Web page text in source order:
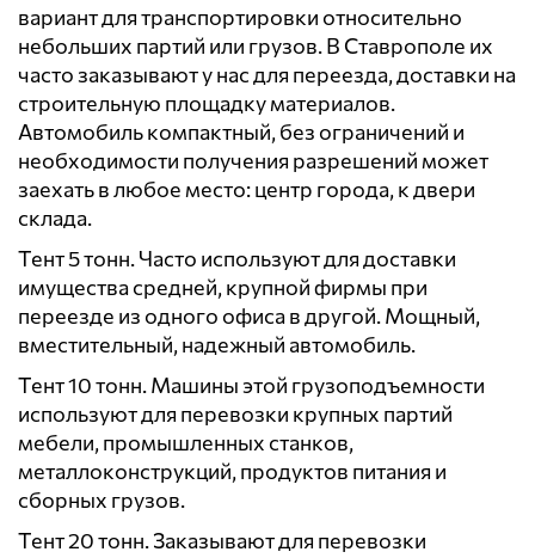
вариант для транспортировки относительно
небольших партий или грузов. В Ставрополе их
часто заказывают у нас для переезда, доставки на
строительную площадку материалов.
Автомобиль компактный, без ограничений и
необходимости получения разрешений может
заехать в любое место: центр города, к двери
склада.
Тент 5 тонн. Часто используют для доставки
имущества средней, крупной фирмы при
переезде из одного офиса в другой. Мощный,
вместительный, надежный автомобиль.
Тент 10 тонн. Машины этой грузоподъемности
используют для перевозки крупных партий
мебели, промышленных станков,
металлоконструкций, продуктов питания и
сборных грузов.
Тент 20 тонн. Заказывают для перевозки